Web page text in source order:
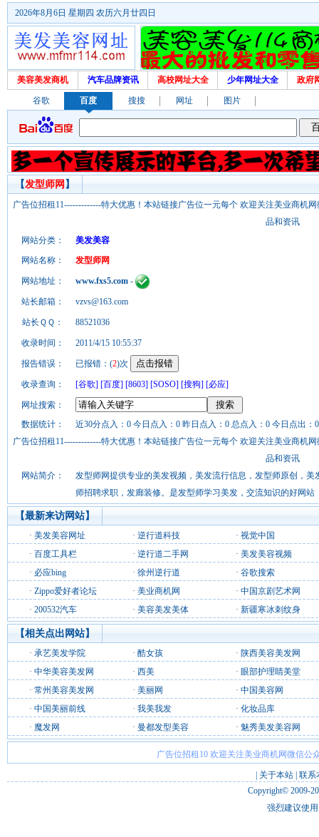
2026年8月6日 星期四 农历六月廿四日
美容美发商机 汽车品牌资讯 高校网址大全 少年网址大全 政府
谷歌 百度 搜搜 网址 图片
【发型师网 】
广告位招租11-------------特大优惠！本站链接广告位一元每个 欢迎关注美业商机
品和资讯
网站分类：
美发美容
网站名称：
发型师网
网站地址： www.fxs5.com -
站长邮箱： vzvs@163.com
站长ＱＱ： 88521036
收录时间： 2011/4/15 10:55:37
报告错误： 已报错：(2)次
收录查询： [谷歌] [百度] [8603] [SOSO] [搜狗] [必应]
网址搜索：
数据统计：
近30分点入：0 今日点入：0 昨日点入：0 总点入：0 今日点出：
广告位招租11-------------特大优惠！本站链接广告位一元每个 欢迎关注美业商机
品和资讯
网站简介：
发型师网提供专业的美发视频，美发流行信息，发型师原创，
师招聘求职，发廊装修。是发型师学习美发，交流知识的好网站
【最新来访网站】
· 美发美容网址 · 逆行道科技 · 视觉中国
· 百度工具栏 · 逆行道二手网 · 美发美容视频
· 必应bing · 徐州逆行道 · 谷歌搜索
· Zippo爱好者论坛 · 美业商机网 · 中国京剧艺术网
· 200532汽车 · 美容美发美体 · 新疆寒冰刺纹身
【相关点出网站】
· 承艺美发学院 · 酷女孩 · 陕西美容美发网
· 中华美容美发网 · 西美 · 眼部护理睛美堂
· 常州美容美发网 · 美丽网 · 中国美容网
· 中国美丽前线 · 我美我发 · 化妆品库
· 魔发网 · 曼都发型美容 · 魅秀美发美容网
广告位招租10 欢迎关注美业商机网微信公
关于本站 联系
Copyright© 2009-
强烈建议使